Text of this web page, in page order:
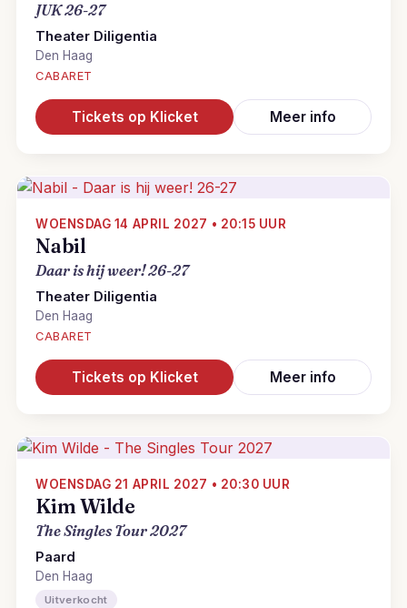
JUK 26-27
Theater Diligentia
Den Haag
CABARET
Tickets op Klicket Meer info
WOENSDAG 14 APRIL 2027 • 20:15 UUR
Nabil
Daar is hij weer! 26-27
Theater Diligentia
Den Haag
CABARET
Tickets op Klicket Meer info
WOENSDAG 21 APRIL 2027 • 20:30 UUR
Kim Wilde
The Singles Tour 2027
Paard
Den Haag
Uitverkocht